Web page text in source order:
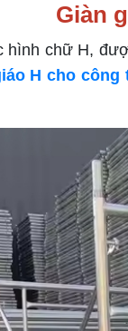
Giàn
chữ H,
H cho công